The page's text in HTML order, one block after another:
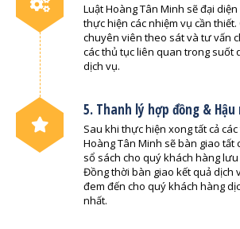
Luật Hoàng Tân Minh sẽ đại
thực hiện các nhiệm vụ cần
chuyên viên theo sát và tư vấn
các thủ tục liên quan trong suốt
dịch vụ.
5. Thanh lý hợp đồng &
Sau khi thực hiện xong tất cả
Hoàng Tân Minh sẽ bàn giao tất
sổ sách cho quý khách hàng
Đồng thời bàn giao kết quả dịch
đem đến cho quý khách hàng
nhất.